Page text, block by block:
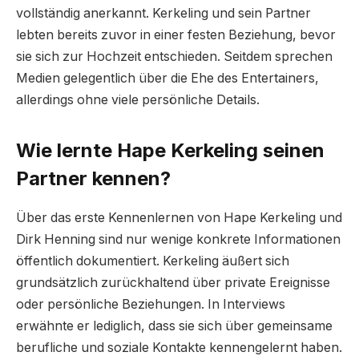
vollständig anerkannt. Kerkeling und sein Partner
lebten bereits zuvor in einer festen Beziehung, bevor
sie sich zur Hochzeit entschieden. Seitdem sprechen
Medien gelegentlich über die Ehe des Entertainers,
allerdings ohne viele persönliche Details.
Wie lernte Hape Kerkeling seinen
Partner kennen?
Über das erste Kennenlernen von Hape Kerkeling und
Dirk Henning sind nur wenige konkrete Informationen
öffentlich dokumentiert. Kerkeling äußert sich
grundsätzlich zurückhaltend über private Ereignisse
oder persönliche Beziehungen. In Interviews
erwähnte er lediglich, dass sie sich über gemeinsame
berufliche und soziale Kontakte kennengelernt haben.